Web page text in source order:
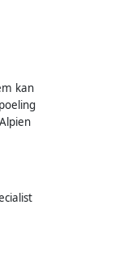
kan